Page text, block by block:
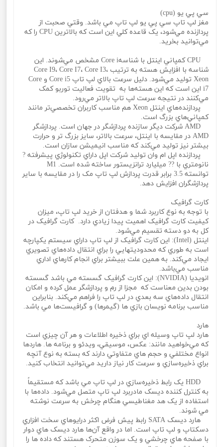
سي پي يو (cpu)
مغز لپ تاپ سي پي يو لپ تاپ مي باشد. وقتي صحبت از
پردازنده مي‌شود، يک قاعده کلي اين است که بالاترين CPU را که
مي‌توانيد بخريد.
CPU کمپاني اينتل با شناسهCore i مشخص مي‌شوند. اين
شناسه با افزايش هسته به ترتيب Core I9، Core I7، Core I3،
Xeon توليد مي‌شود. دليل سرعت بالاي لپ تاپ Core i5 و Core
i7 اين است که اين هسته‌ها به تقويت فعاليت توربو کمک
مي‌کنند در نتيجه سرعت لپ تاپ بالاتر مي‌رود.
پردازنده‌هاي اينتل Xeon هم مناسب کاربران تخصصي‌تر مانند
کمپاني‌هاي بزرگ است.
AMD شرکت ديگر سازنده پردازشگر در جهان است. پردازشگر
AMD در مقايسه با اينتل، سرعت بالاتر، سايز بزرگ تر و حرارت
بيشتر نيز توليد مي‌کند که مناسب انيميشن سازان است.
پردازنده اپل ام وان توليد شرکت اپل داراي تکنولوژي پيشرفته ?
نانومتري با ?? ميليارد ترانزيستور ساخته شده است. M1
توانسته 3.5 برابر قدرت پردازش لپ تاپ مک را در مقايسه با ساير
پردازشگران افزايش دهد.
کارت گرافيک
با توجه به نوع کاربرد شما و هدفتان از خريد لپ تاپ، ميزان
کيفيت کارت گرافيک اهميت پيدا زيادي دارد. کارت گرافيک در
کل به دو دسته تقسيم مي‌شود.
اينتل (Intel): اين کارت گرافيک از لپ تاپ داراي سيستم يکپارچه
است به طوري که محدوديتهايي را براي انتقال داده‌هاي تصويري
ايجاد مي‌کند. به همين علت ببيشتر براي انجام کارهاي اداري
مناسب مي‌باشد.
انويديا (NVIDIA): اين کارت گرافيک گسسته مي باشد گسسته
بودن بدين معناست که مجزا از رم و پردازشگر عمل کرده و امکان
انتقال داده‌هاي سه بعدي در لپ تاپ را فراهم مي‌کند. بنابراين
مناسب برنامه نويسان بازي ها (گيمرها) و گرافيست‌ها مي باشد.
هارد
هارد لپ تاپ وسيله اي براي ذخيره اطلاعات و هر آن چيزي است
که مي‌خواهيد مانند: عکس، موسيقي، ويدئو و برنامه ها. هاردها
انواع مختلفي و حجم هاي متفاوتي دارند که بسته به نوع آنچه
براي ذخيره‌سازي و سرعت کار نياز داريد مي‌توانيد انتخاب کنيد.
HDD يک رابط ذخيره‌سازي در لپ تاپ مي باشد که مستقيماً
به کنترل کننده ديسک مادربرد لپ تاپ متصل مي‌شود. داده‌ها با
استفاده از يک هد مغناطيسي هنگام چرخش به سرعت نوشته
مي‌ شوند.
هارد ديسک SATA رابط پيش فرض اکثر درايوهاي سخت افزاري
دسکتاپ و لپ تاپ است. اما در واقع آن‌ها هارد ديسک‌ هاي دوار
با صفحه‌ هاي چرخشي و يک سوزن متحرک هستند که داده ها را